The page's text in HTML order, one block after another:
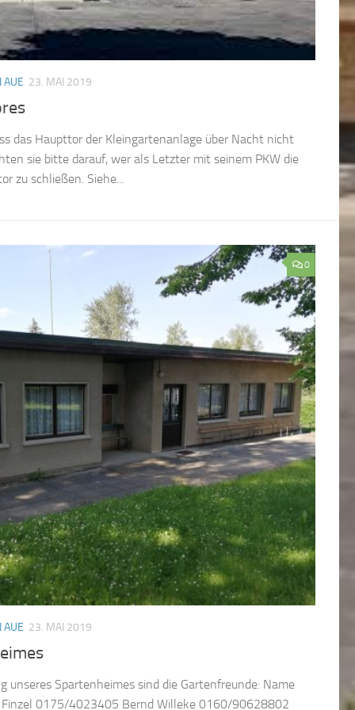
AUE 23. MAI 2019
das Haupttor der Kleingartenanlage über Nacht nicht
sie bitte darauf, wer als Letzter mit seinem PKW die
zu schließen. Siehe...
0
AUE 23. MAI 2019
unseres Spartenheimes sind die Gartenfreunde: Name
0175/4023405 Bernd Willeke 0160/90628802